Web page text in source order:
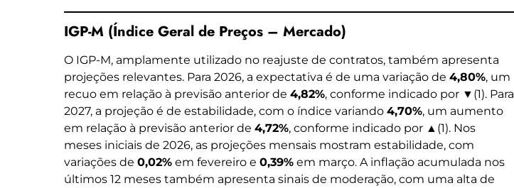
IGP-M (Índice Geral de Preços – Mercado)
O IGP-M, amplamente utilizado no reajuste de contratos, também apresenta
projeções relevantes. Para 2026, a expectativa é de uma variação de 4,80%, um
recuo em relação à previsão anterior de 4,82%, conforme indicado por ▼(1). Para
2027, a projeção é de estabilidade, com o índice variando 4,70%, um aumento
em relação à previsão anterior de 4,72%, conforme indicado por ▲(1). Nos
meses iniciais de 2026, as projeções mensais mostram estabilidade, com
variações de 0,02% em fevereiro e 0,39% em março. A inflação acumulada nos
últimos 12 meses também apresenta sinais de moderação, com uma alta de